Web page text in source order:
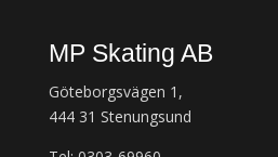
MP Skating AB
Göteborgsvägen 1,
444 31 Stenungsund